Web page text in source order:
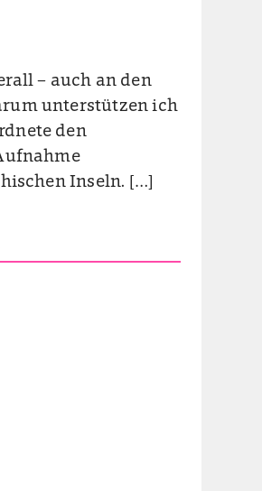
– auch an den
unterstützen ich
den
Inseln. […]